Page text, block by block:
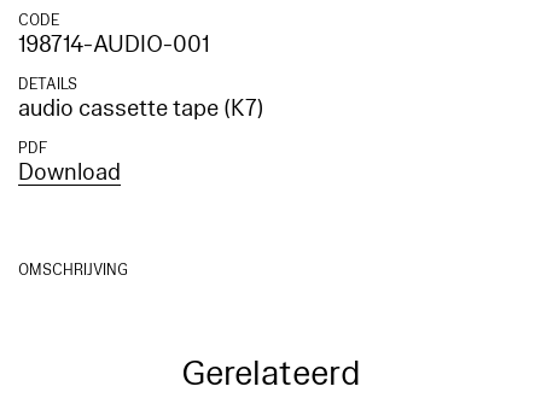
CODE
198714-AUDIO-001
DETAILS
audio cassette tape (K7)
PDF
Download
OMSCHRIJVING
Gerelateerd